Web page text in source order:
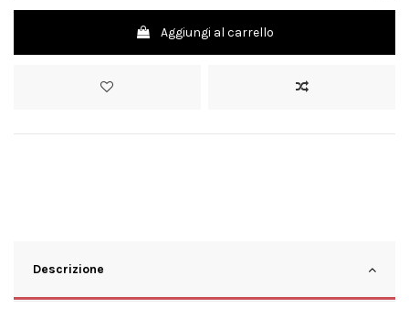
Aggiungi al carrello
Descrizione